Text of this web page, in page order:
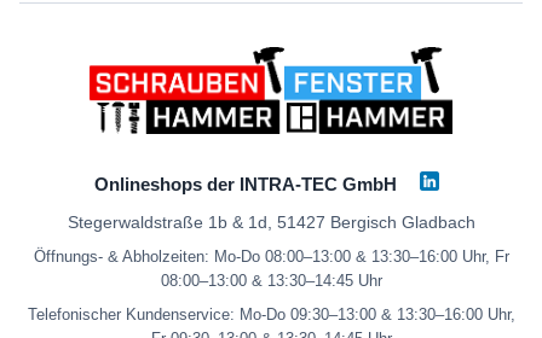
Onlineshops der INTRA-TEC GmbH
Stegerwaldstraße 1b & 1d, 51427 Bergisch Gladbach
Öffnungs- & Abholzeiten: Mo-Do 08:00–13:00 & 13:30–16:00 Uhr, Fr
08:00–13:00 & 13:30–14:45 Uhr
Telefonischer Kundenservice: Mo-Do 09:30–13:00 & 13:30–16:00 Uhr,